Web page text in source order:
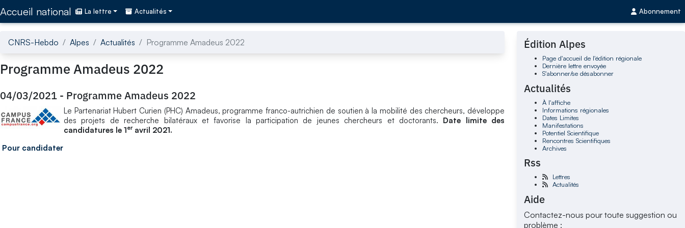
Accueil national La lettre Actualités Abonnement
CNRS-Hebdo Alpes Actualités Programme Amadeus 2022
Programme Amadeus 2022
04/03/2021 - Programme Amadeus 2022
Le Partenariat Hubert Curien (PHC) Amadeus, programme franco-autrichien de soutien à la mobilité des chercheurs, développe
des projets de recherche bilatéraux et favorise la participation de jeunes chercheurs et doctorants. Date limite des
candidatures le 1eravril 2021.
Pour candidater
Édition Alpes
Page d'accueil de l'édition régionale
Dernière lettre envoyée
S'abonner/se désabonner
Actualités
À l'affiche
Informations régionales
Dates Limites
Manifestations
Potentiel Scientifique
Rencontres Scientifiques
Archives
Rss
Lettres
Actualités
Aide
Contactez-nous pour toute suggestion ou
problème :